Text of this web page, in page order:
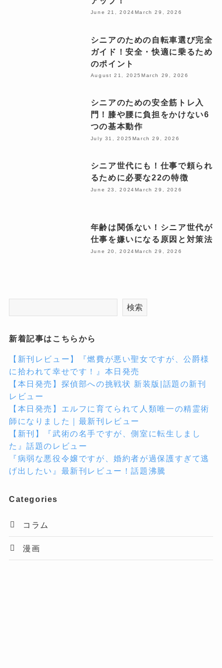
June 21, 2024March 29, 2026
シニアのための自転車選び完全
ガイド！安全・快適に乗るため
のポイント
August 21, 2025 March 29, 2026
シニアのための安全筋トレ入
門！膝や腰に負担をかけない6
つの基本動作
July 31, 2025 March 29, 2026
シニア世代にも！仕事で頼られ
るために必要な22の特徴
June 23, 2024March 29, 2026
年齢は関係ない！シニア世代が
仕事を嫌いになる原因と対策法
June 20, 2024March 29, 2026
検索
新着記事はこちらから
【新刊レビュー】『燃費が悪い聖女ですが、公爵様
に拾われて幸せです！』本日発売
【本日発売】探偵部への挑戦状 新装版|話題の新刊
レビュー
【本日発売】エルフに育てられて人類唯一の精霊術
師になりました｜最新刊レビュー
【新刊】『武術の名手ですが、側室に転生しまし
た』話題のレビュー
『病弱な悪役令嬢ですが、婚約者が過保護すぎて逃
げ出したい』最新刊レビュー！話題沸騰
Categories
コラム
漫画